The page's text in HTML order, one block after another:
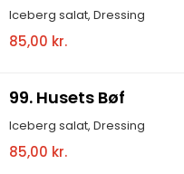
Iceberg salat, Dressing
85,00 kr.
99. Husets Bøf
Iceberg salat, Dressing
85,00 kr.